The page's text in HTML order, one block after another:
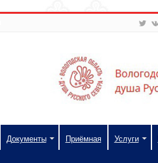
Документы Приёмная Услуги